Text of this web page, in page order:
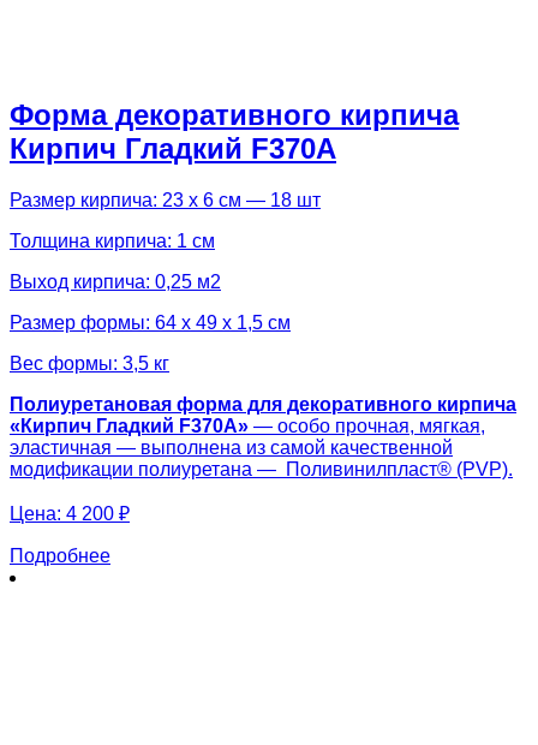
Форма декоративного кирпича
Кирпич Гладкий F370A
Размер кирпича: 23 х 6 см — 18 шт
Толщина кирпича: 1 см
Выход кирпича: 0,25 м2
Размер формы: 64 х 49 х 1,5 см
Вес формы: 3,5 кг
Полиуретановая форма для декоративного кирпича
«Кирпич Гладкий F370A» — особо прочная, мягкая,
эластичная — выполнена из самой качественной
модификации полиуретана — Поливинилпласт® (PVP).
Цена: 4 200 ₽
Подробнее